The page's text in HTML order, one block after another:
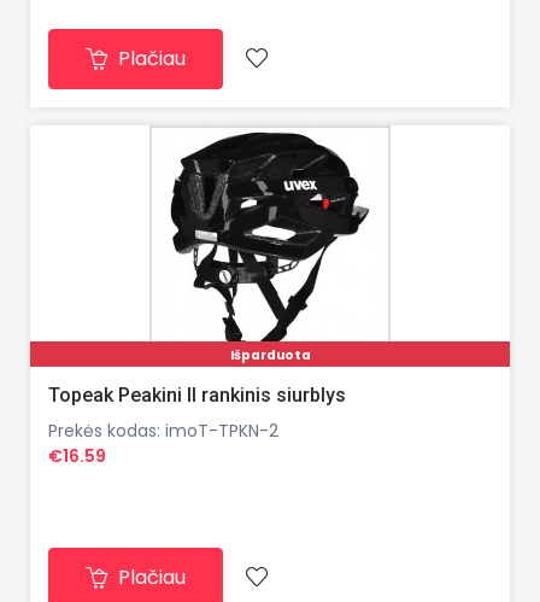
Plačiau
Išparduota
Topeak Peakini II rankinis siurblys
Prekės kodas: imoT-TPKN-2
€16.59
Plačiau